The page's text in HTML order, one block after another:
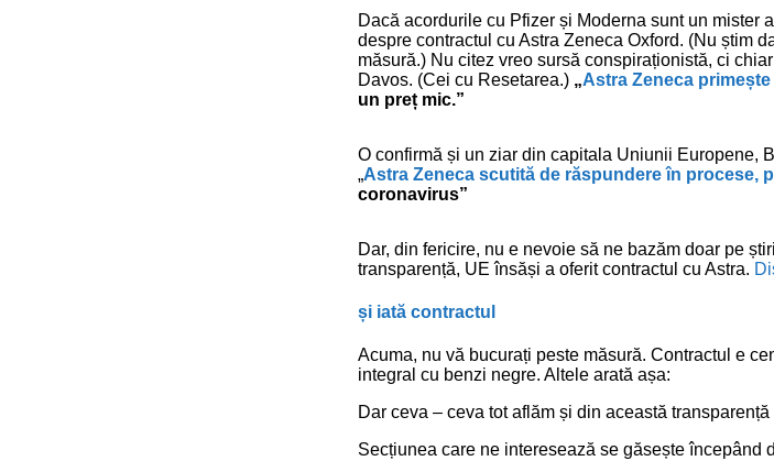
Dacă acordurile cu Pfizer și Moderna sunt un mister
despre contractul cu Astra Zeneca Oxford. (Nu știm
măsură.) Nu citez vreo sursă conspiraționistă, ci
Davos. (Cei cu Resetarea.) „Astra Zeneca
un preț mic.”
O confirmă și un ziar din capitala Uniunii Europene,
„Astra Zeneca scutită de răspundere în procese,
coronavirus”
Dar, din fericire, nu e nevoie să ne bazăm doar pe
transparență, UE însăși a oferit contractul cu Astra.
și iată contractul
Acuma, nu vă bucurați peste măsură. Contractul e
integral cu benzi negre. Altele arată așa:
Dar ceva – ceva tot aflăm și din această transparență
Secțiunea care ne interesează se găsește începând